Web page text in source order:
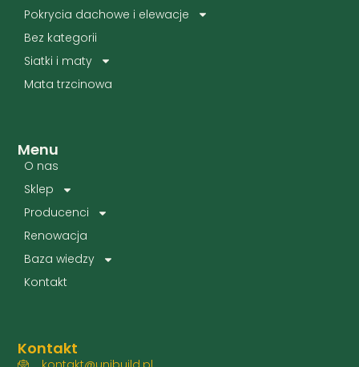
Menu
O nas
Sklep
Producenci
Renowacja
Baza wiedzy
Kontakt
Pokrycia dachowe i elewacje
Bez kategorii
Siatki i maty
Mata trzcinowa
Kontakt